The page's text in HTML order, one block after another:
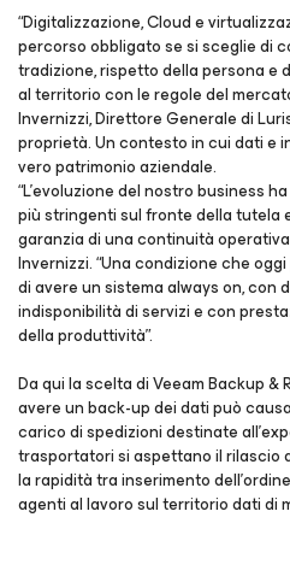
“Digitalizzazione, Cloud e
percorso obbligato se si sceglie di
tradizione, rispetto della persona e
al territorio con le regole del
Invernizzi, Direttore Generale di
proprietà. Un contesto in cui dati e
vero patrimonio aziendale.
“L’evoluzione del nostro business
più stringenti sul fronte della tutela
garanzia di una continuità
Invernizzi. “Una condizione che
di avere un sistema always on, con
indisponibilità di servizi e con
della produttività”.
Da qui la scelta di Veeam Backup &
avere un back-up dei dati può
carico di spedizioni destinate
trasportatori si aspettano il rilascio
la rapidità tra inserimento
agenti al lavoro sul territorio dati di